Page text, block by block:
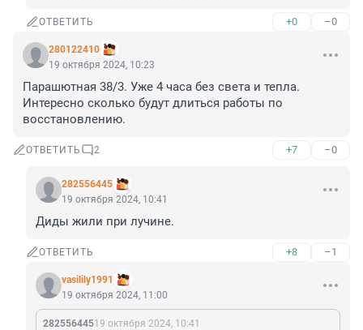
ОТВЕТИТЬ +0 –0
280122410
19 октября 2024, 10:23
Парашютная 38/3. Уже 4 часа без света и тепла.
Интересно сколько будут длиться работы по
восстановлению.
ОТВЕТИТЬ 2 +7 –0
282556445
19 октября 2024, 10:41
Диды жили при лучине.
ОТВЕТИТЬ +8 –1
vasilily1991
19 октября 2024, 11:00
28255644519 октября 2024, 10:41